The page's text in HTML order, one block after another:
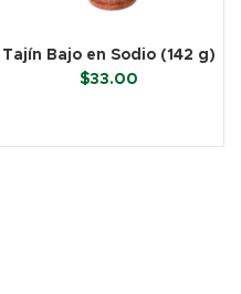
Tajín Bajo en Sodio (142 g)
$33.00